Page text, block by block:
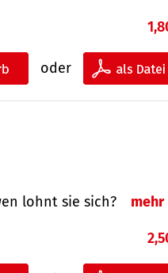
oder
lohnt sie sich? mehr